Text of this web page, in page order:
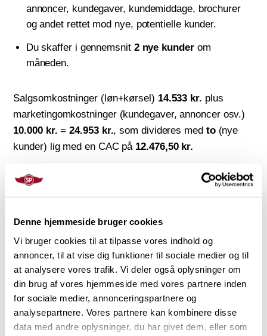
Denne hjemmeside bruger cookies
Vi bruger cookies til at tilpasse vores indhold og
annoncer, til at vise dig funktioner til sociale medier og til
at analysere vores trafik. Vi deler også oplysninger om
din brug af vores hjemmeside med vores partnere inden
for sociale medier, annonceringspartnere og
analysepartnere. Vores partnere kan kombinere disse
data med andre oplysninger, du har givet dem, eller som
annoncer, kundegaver, kundemiddage, brochurer
og andet rettet mod nye, potentielle kunder.
Du skaffer i gennemsnit 2 nye kunderom
måneden.
Salgsomkostninger (løn+kørsel) 14.533 kr. plus
marketingomkostninger (kundegaver, annoncer osv.)
10.000 kr. =24.953 kr., som divideres med to(nye
kunder) lig med en CAC på 12.476,50 kr.
Tallet kan du så holde op mod, hvad du i gennemsnit
tjener på en ny kunde og får dermed indsigt i, om din
lang sigt. – Alt efter hvor længe du i gennemsnit har
en kunde, hvilket kaldesCustomer Lifetime Value
og som du kan læse mere om, hvad er og hvordan du
beregner,
For nu ser vi på, hvad du praktisk og
faktisk kan bruge CAC til i dit liv som sælger.
Hvad!